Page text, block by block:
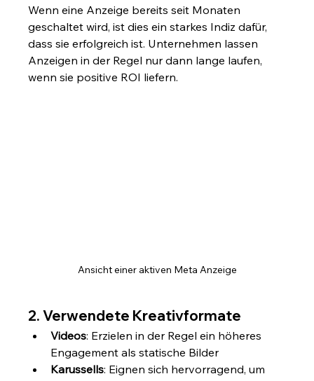
Wenn eine Anzeige bereits seit Monaten
geschaltet wird, ist dies ein starkes Indiz dafür,
dass sie erfolgreich ist. Unternehmen lassen
Anzeigen in der Regel nur dann lange laufen,
wenn sie positive ROI liefern.
Ansicht einer aktiven Meta Anzeige
2. Verwendete Kreativformate
Videos: Erzielen in der Regel ein höheres
Engagement als statische Bilder
Karussells: Eignen sich hervorragend, um